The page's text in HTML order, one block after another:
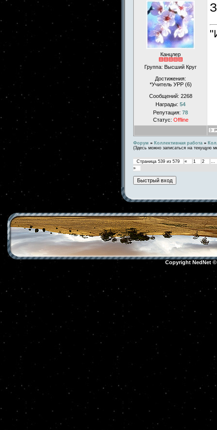
Канцлер
Группа: Высший Круг
Достижения:
*Учитель УРР (6)
Сообщений: 2268
Награды: 54
Репутация: 78
Статус: Offline
Форум » Коллективная работа »
(Здесь можно записаться на текущую
Страница 539 из 579 « 1 2
…
»
Copyright NedNet